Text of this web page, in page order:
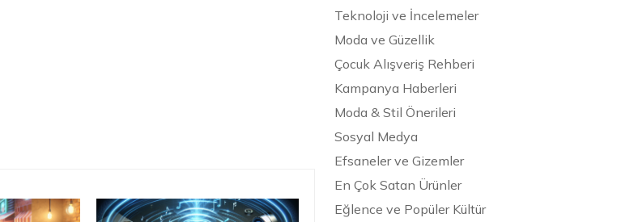
Teknoloji ve İncelemeler
Moda ve Güzellik
Çocuk Alışveriş Rehberi
Kampanya Haberleri
Moda & Stil Önerileri
Sosyal Medya
Efsaneler ve Gizemler
En Çok Satan Ürünler
Eğlence ve Popüler Kültür